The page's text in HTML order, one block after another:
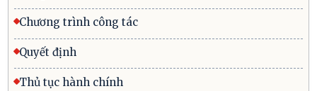
Chương trình công tác
Quyết định
Thủ tục hành chính